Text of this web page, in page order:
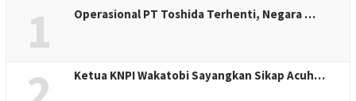
1 Operasional PT Toshida Terhenti, Negara …
Ketua KNPI Wakatobi Sayangkan Sikap Acuh…